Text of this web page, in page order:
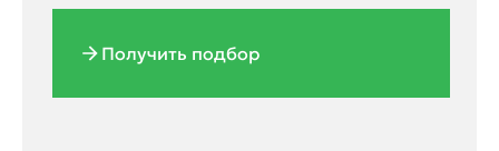
Получить подбор